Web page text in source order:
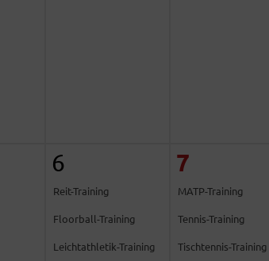
6
Reit-Training
Floorball-Training
Leichtathletik-Training
7
MATP-Training
Tennis-Training
Tischtennis-Training